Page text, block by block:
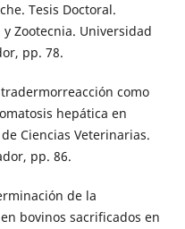
Tesis Doctoral.
Zootecnia. Universidad
pp. 78.
como
hepática en
Ciencias Veterinarias.
pp. 86.
de la
bovinos sacrificados en